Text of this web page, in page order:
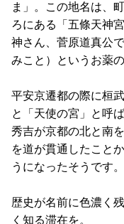
ま」。この地名は、
ろにある「五條天神
神さん、菅原道真公
みこと）というお薬
平安京遷都の際に桓
と「天使の宮」と呼
秀吉が京都の北と南
を道が貫通したこと
うになったそうです。
歴史が名前に色濃く
く知る滞在を。